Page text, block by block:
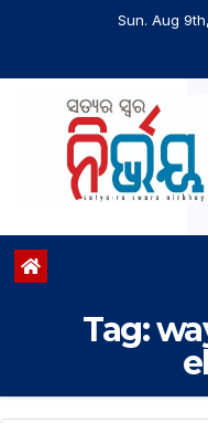
Sun. Aug
Tag: